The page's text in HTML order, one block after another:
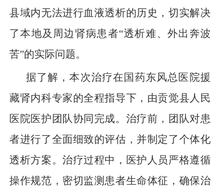
县域内无法进行血液透析的历史，切实解决
了本地及周边肾病患者“透析难、外出奔波
苦”的实际问题。
据了解，本次治疗在国药东风总医院援
藏肾内科专家的全程指导下，由贡觉县人民
医院医护团队协同完成。治疗前，团队对患
者进行了全面细致的评估，并制定了个体化
透析方案。治疗过程中，医护人员严格遵循
操作规范，密切监测患者生命体征，确保治